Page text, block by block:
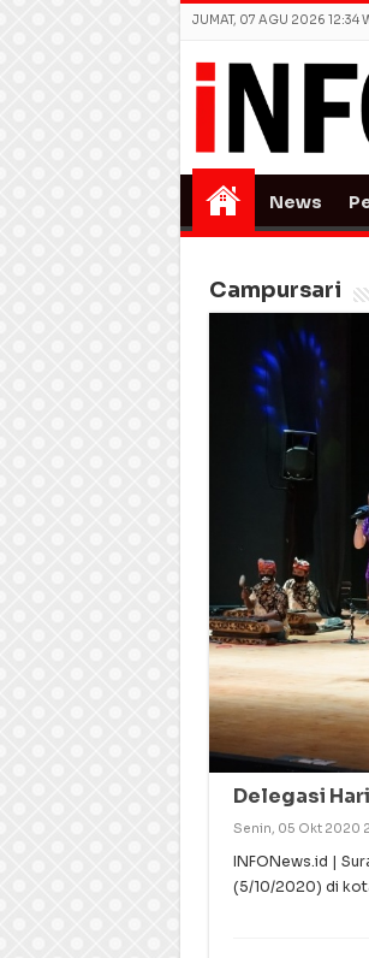
JUMAT, 07 AGU 2026 12:34
News
Campursari
Delegasi
Senin, 05 Okt 2020
INFONews.id |
(5/10/2020) di